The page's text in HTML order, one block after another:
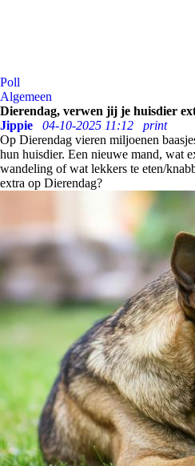
Poll
Algemeen
Dierendag, verwen jij je huisdier
Jippie
04-10-2025 11:12
print
Op Dierendag vieren miljoenen
hun huisdier. Een nieuwe mand, wat
wandeling of wat lekkers te eten/
extra op Dierendag?